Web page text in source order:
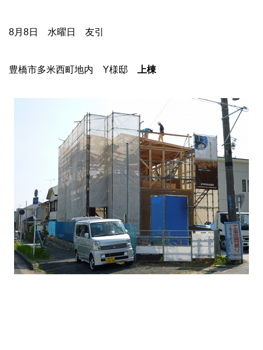
8月8日 水曜日 友引
豊橋市多米西町地内 Y様邸 上棟